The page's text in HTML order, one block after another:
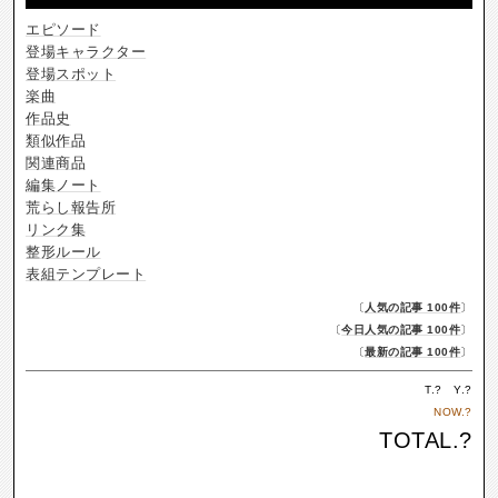
エピソード
登場キャラクター
登場スポット
楽曲
作品史
類似作品
関連商品
編集ノート
荒らし報告所
リンク集
整形ルール
表組テンプレート
〔 人気の記事 100件〕
〔今日人気の記事 100件〕
〔最新の記事 100件〕
T.? Y.?
NOW.?
TOTAL.?